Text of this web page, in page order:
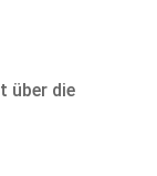
über die